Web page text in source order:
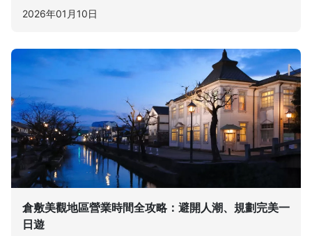
2026年01月10日
倉敷美觀地區營業時間全攻略：避開人潮、規劃完美一
日遊